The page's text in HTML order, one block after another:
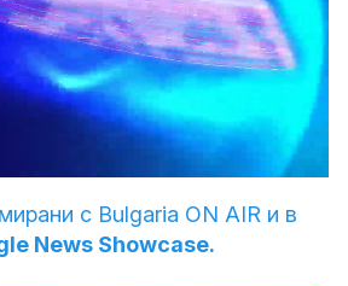
с Bulgaria ON AIR и в
News Showcase.